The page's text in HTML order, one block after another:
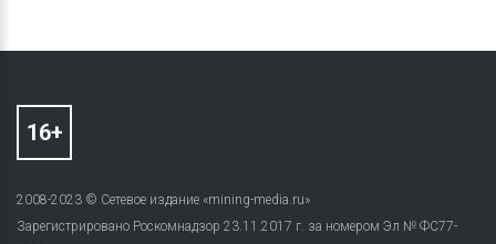
2008-2023 © Сетевое издание «mining-media.ru»
Зарегистрировано Роскомнадзор 23.11.2017 г. за номером Эл № ФС77-